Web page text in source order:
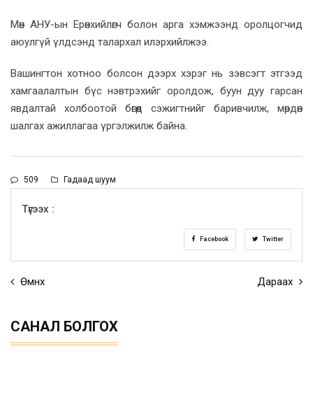
Мөн АНУ-ын Ерөнхийлөгч болон арга хэмжээнд оролцогчид
аюулгүй үлдсэнд талархал илэрхийлжээ.
Вашингтон хотноо болсон дээрх хэрэг нь зэвсэгт этгээд
хамгаалалтын бүс нэвтрэхийг оролдож, буун дуу гарсан
явдалтай холбоотой бөгөөд сэжигтнийг баривчилж, мөрдөн
шалгах ажиллагаа үргэлжилж байна.
509 Гадаад шуум
Түгээх :
Facebook Twitter
Өмнөх Дараах
САНАЛ БОЛГОХ